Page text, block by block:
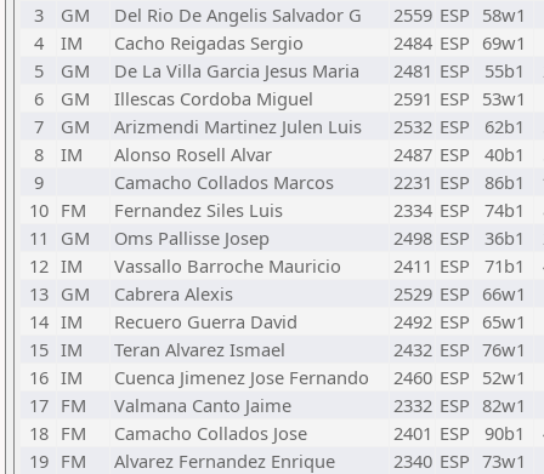
3
GM Del Rio De Angelis Salvador G 2559 ESP 58w1
4
IM Cacho Reigadas Sergio 2484 ESP 69w1
5
GM De La Villa Garcia Jesus Maria 2481 ESP 55b1
6
GM Illescas Cordoba Miguel 2591 ESP 53w1
7
GM Arizmendi Martinez Julen Luis 2532 ESP 62b1
8
IM Alonso Rosell Alvar 2487 ESP 40b1
9
Camacho Collados Marcos 2231 ESP 86b1
10 FM Fernandez Siles Luis 2334 ESP 74b1
11
GM Oms Pallisse Josep 2498 ESP 36b1
12 IM Vassallo Barroche Mauricio 2411 ESP 71b1
13 GM Cabrera Alexis 2529 ESP 66w1
14 IM Recuero Guerra David 2492 ESP 65w1
15 IM Teran Alvarez Ismael 2432 ESP 76w1
16 IM Cuenca Jimenez Jose Fernando 2460 ESP 52w1
17 FM Valmana Canto Jaime 2332 ESP 82w1
18 FM Camacho Collados Jose 2401 ESP 90b1
19 FM Alvarez Fernandez Enrique 2340 ESP 73w1